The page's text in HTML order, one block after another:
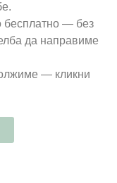
бесплатно — без
да направиме
— кликни